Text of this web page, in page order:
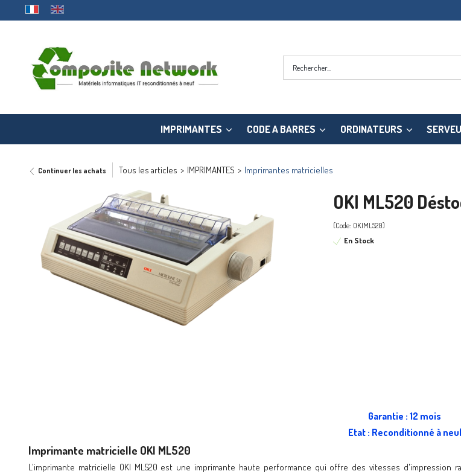
IMPRIMANTES CODE A BARRES ORDINATEURS
Continuer les achats Tous les articles > IMPRIMANTES > Imprimantes matricielles
OKI ML520
(Code: OKIML520)
En Stock
Garantie : 12 mois
Etat : Reconditionné à
Imprimante matricielle OKI ML520
L'imprimante matricielle OKI ML520 est une imprimante haute performance qui offre des vitesses